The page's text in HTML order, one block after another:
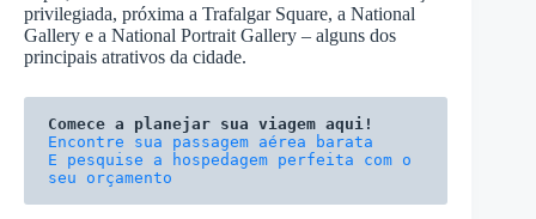
privilegiada, próxima a Trafalgar Square, a National
Gallery e a National Portrait Gallery – alguns dos
principais atrativos da cidade.
Comece a planejar sua viagem aqui!
E pesquise a hospedagem perfeita com o
seu orçamento